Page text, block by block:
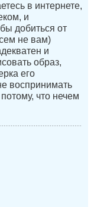
в интернете,
и
добиться от
не вам)
и
образ,
его
воспринимать
что нечем